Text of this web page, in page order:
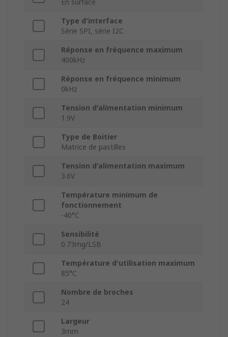
En surface
Type d'interface
Série SPI, série I2C
Réponse en fréquence maximum
400kHz
Réponse en fréquence minimum
0kHz
Tension d'alimentation minimum
1.9V
Type de Boitier
Matrice de pastilles
Tension d'alimentation maximum
3.6V
Température minimum de
fonctionnement
-40°C
Sensibilité
0.73mg/LSB
Température d'utilisation maximum
85°C
Nombre de broches
24
Largeur
3mm